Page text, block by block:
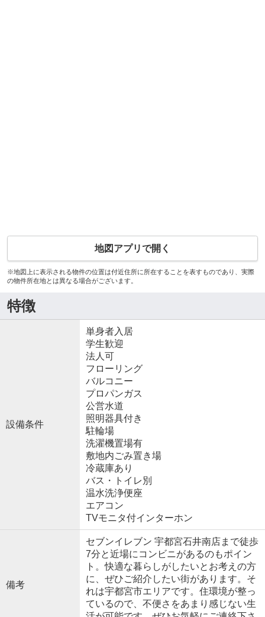
地図アプリで開く
※地図上に表示される物件の位置は付近住所に所在することを表すものであり、実際
の物件所在地とは異なる場合がございます。
特徴
設備条件
単身者入居
学生歓迎
法人可
フローリング
バルコニー
プロパンガス
公営水道
照明器具付き
駐輪場
洗濯機置場有
敷地内ごみ置き場
冷蔵庫あり
バス・トイレ別
温水洗浄便座
エアコン
TVモニタ付インターホン
備考
セブンイレブン 宇都宮石井南店まで徒歩
7分と近場にコンビニがあるのもポイン
ト。快適な暮らしがしたいとお考えの方
に、ぜひご紹介したい街があります。そ
れは宇都宮市エリアです。住環境が整っ
ているので、不便さをあまり感じない生